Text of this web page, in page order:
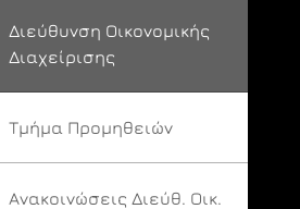
Διεύθυνση Οικονομικής
Διαχείρισης
Τμήμα Προμηθειών
Ανακοινώσεις Διεύθ. Οικ.